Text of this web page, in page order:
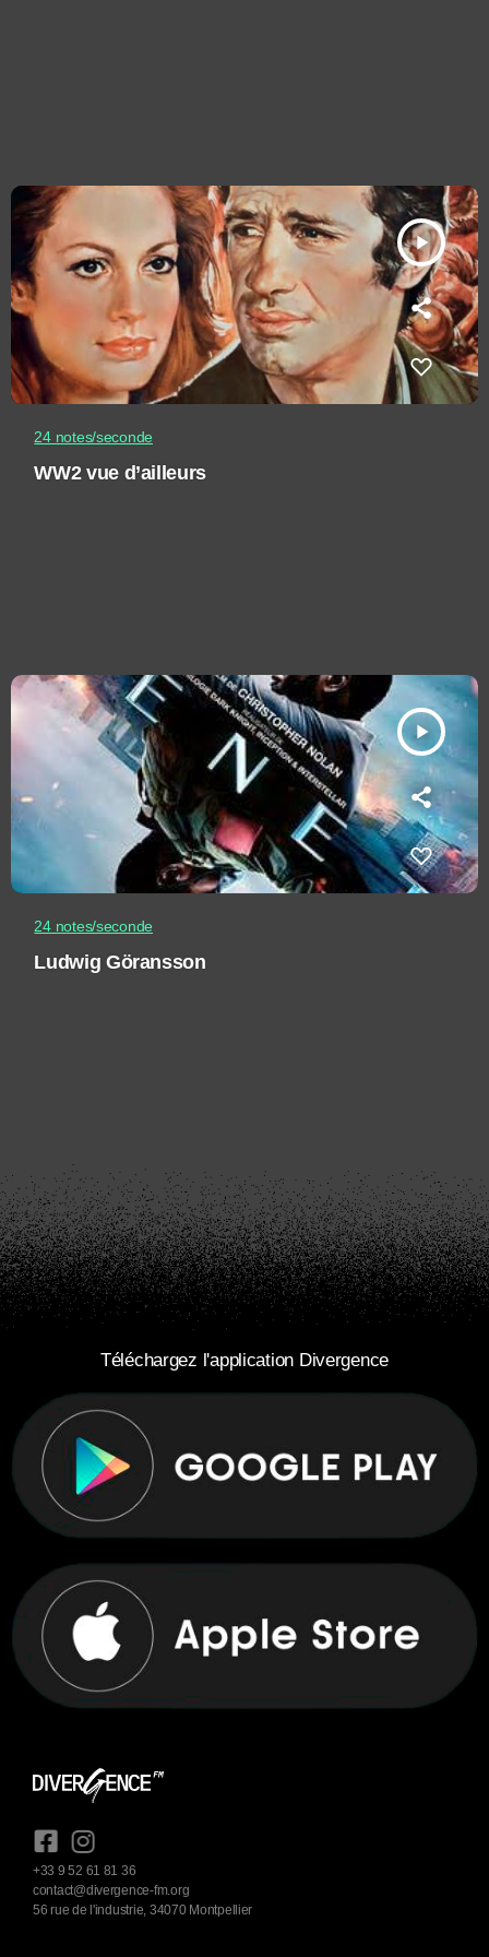
play_arrow
24 notes/seconde
WW2 vue d’ailleurs
play_arrow
24 notes/seconde
Ludwig Göransson
Téléchargez l'application Divergence
+33 9 52 61 81 36
contact@divergence-fm.org
56 rue de l'industrie, 34070 Montpellier